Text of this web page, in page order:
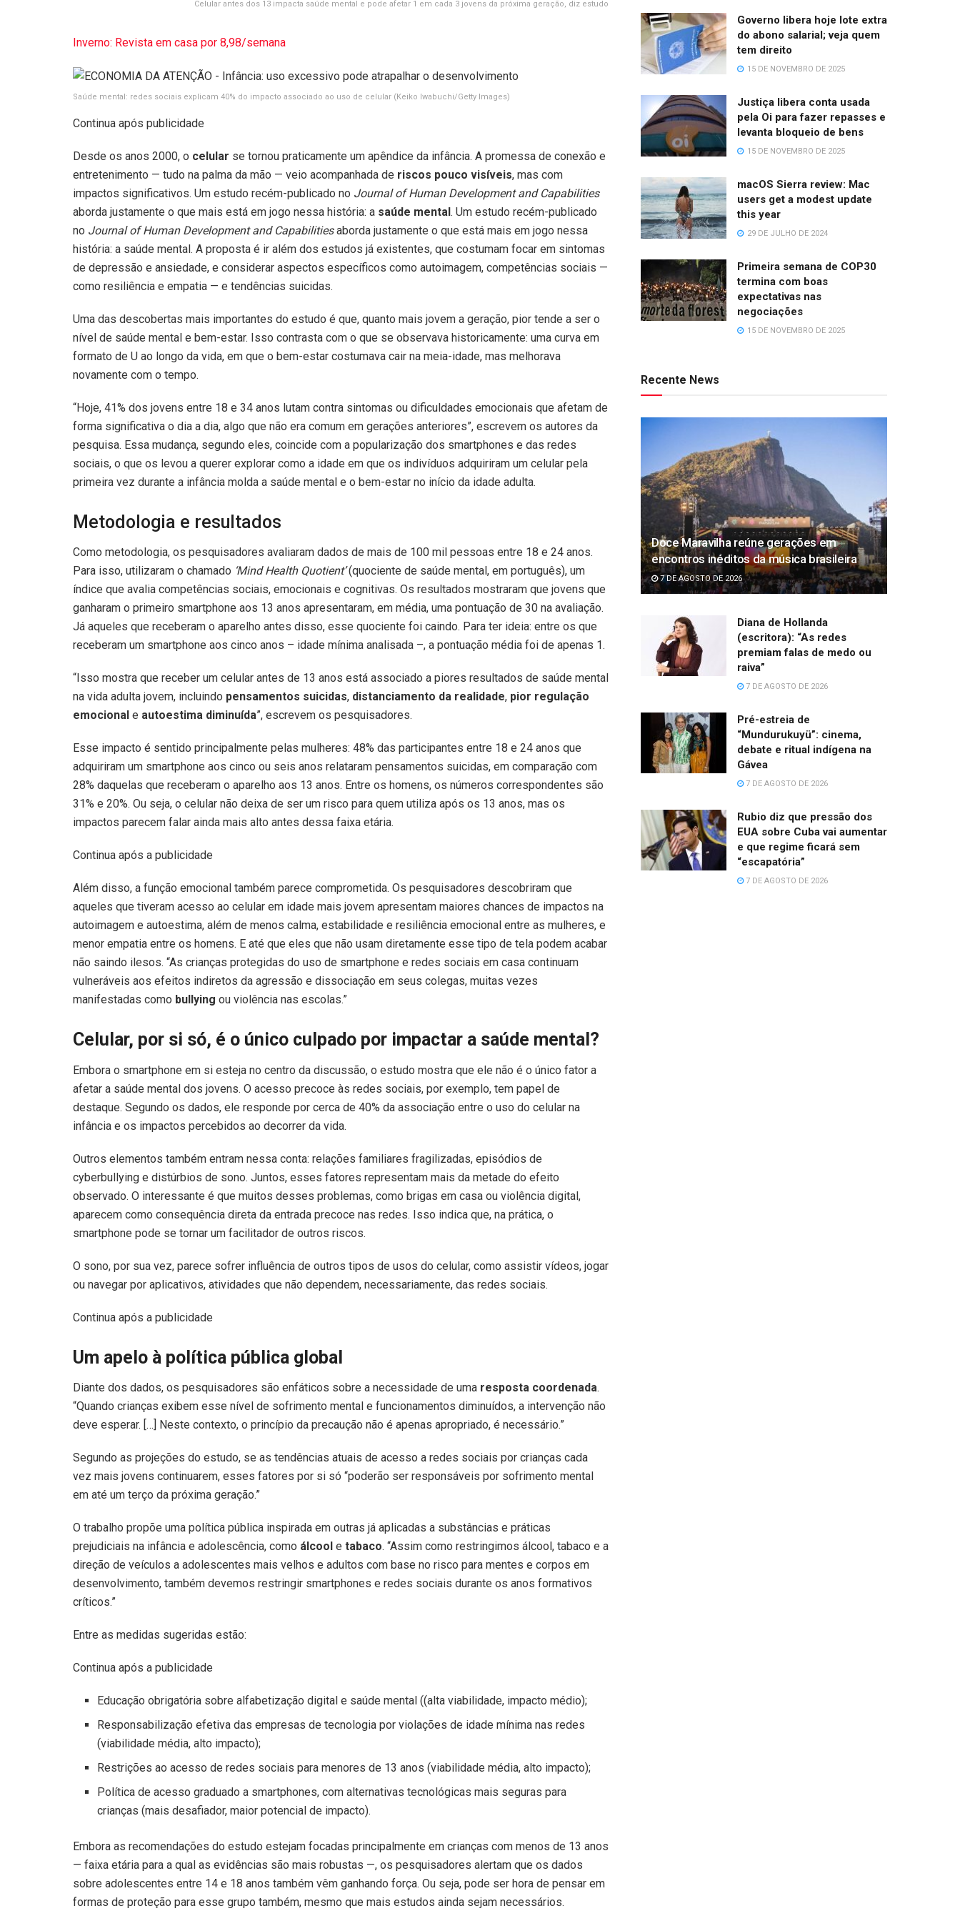
Celular antes dos 13 impacta saúde mental e pode afetar 1 em cada 3 jovens da próxima geração, diz estudo
Inverno: Revista em casa por 8,98/semana
Saúde mental: redes sociais explicam 40% do impacto associado ao uso de celular (Keiko Iwabuchi/Getty Images)
Continua após publicidade
Desde os anos 2000, o celular se tornou praticamente um apêndice da infância. A promessa de conexão e
entretenimento — tudo na palma da mão — veio acompanhada de riscos pouco visíveis, mas com
impactos significativos. Um estudo recém-publicado no Journal of Human Development and Capabilities
aborda justamente o que mais está em jogo nessa história: a saúde mental. Um estudo recém-publicado
no Journal of Human Development and Capabilitiesaborda justamente o que está mais em jogo nessa
história: a saúde mental. A proposta é ir além dos estudos já existentes, que costumam focar em sintomas
de depressão e ansiedade, e considerar aspectos específicos como autoimagem, competências sociais —
como resiliência e empatia — e tendências suicidas.
Uma das descobertas mais importantes do estudo é que, quanto mais jovem a geração, pior tende a ser o
nível de saúde mental e bem-estar. Isso contrasta com o que se observava historicamente: uma curva em
formato de U ao longo da vida, em que o bem-estar costumava cair na meia-idade, mas melhorava
novamente com o tempo.
“Hoje, 41% dos jovens entre 18 e 34 anos lutam contra sintomas ou dificuldades emocionais que afetam de
forma significativa o dia a dia, algo que não era comum em gerações anteriores”, escrevem os autores da
pesquisa. Essa mudança, segundo eles, coincide com a popularização dos smartphones e das redes
sociais, o que os levou a querer explorar como a idade em que os indivíduos adquiriram um celular pela
primeira vez durante a infância molda a saúde mental e o bem-estar no início da idade adulta.
Metodologia e resultados
Como metodologia, os pesquisadores avaliaram dados de mais de 100 mil pessoas entre 18 e 24 anos.
Para isso, utilizaram o chamado ‘Mind Health Quotient’(quociente de saúde mental, em português), um
índice que avalia competências sociais, emocionais e cognitivas. Os resultados mostraram que jovens que
ganharam o primeiro smartphone aos 13 anos apresentaram, em média, uma pontuação de 30 na avaliação.
Já aqueles que receberam o aparelho antes disso, esse quociente foi caindo. Para ter ideia: entre os que
receberam um smartphone aos cinco anos – idade mínima analisada –, a pontuação média foi de apenas 1.
“Isso mostra que receber um celular antes de 13 anos está associado a piores resultados de saúde mental
na vida adulta jovem, incluindo pensamentos suicidas, distanciamento da realidade, pior regulação
emocional e autoestima diminuída”, escrevem os pesquisadores.
Esse impacto é sentido principalmente pelas mulheres: 48% das participantes entre 18 e 24 anos que
adquiriram um smartphone aos cinco ou seis anos relataram pensamentos suicidas, em comparação com
28% daquelas que receberam o aparelho aos 13 anos. Entre os homens, os números correspondentes são
31% e 20%. Ou seja, o celular não deixa de ser um risco para quem utiliza após os 13 anos, mas os
impactos parecem falar ainda mais alto antes dessa faixa etária.
Continua após a publicidade
Além disso, a função emocional também parece comprometida. Os pesquisadores descobriram que
aqueles que tiveram acesso ao celular em idade mais jovem apresentam maiores chances de impactos na
autoimagem e autoestima, além de menos calma, estabilidade e resiliência emocional entre as mulheres, e
menor empatia entre os homens. E até que eles que não usam diretamente esse tipo de tela podem acabar
não saindo ilesos. “As crianças protegidas do uso de smartphone e redes sociais em casa continuam
vulneráveis aos efeitos indiretos da agressão e dissociação em seus colegas, muitas vezes
manifestadas como bullying ou violência nas escolas.”
Celular, por si só, é o único culpado por impactar a saúde mental?
Embora o smartphone em si esteja no centro da discussão, o estudo mostra que ele não é o único fator a
afetar a saúde mental dos jovens. O acesso precoce às redes sociais, por exemplo, tem papel de
destaque. Segundo os dados, ele responde por cerca de 40% da associação entre o uso do celular na
infância e os impactos percebidos ao decorrer da vida.
Outros elementos também entram nessa conta: relações familiares fragilizadas, episódios de
cyberbullying e distúrbios de sono. Juntos, esses fatores representam mais da metade do efeito
observado. O interessante é que muitos desses problemas, como brigas em casa ou violência digital,
aparecem como consequência direta da entrada precoce nas redes. Isso indica que, na prática, o
smartphone pode se tornar um facilitador de outros riscos.
O sono, por sua vez, parece sofrer influência de outros tipos de usos do celular, como assistir vídeos, jogar
ou navegar por aplicativos, atividades que não dependem, necessariamente, das redes sociais.
Continua após a publicidade
Um apelo à política pública global
Diante dos dados, os pesquisadores são enfáticos sobre a necessidade de uma resposta coordenada.
“Quando crianças exibem esse nível de sofrimento mental e funcionamentos diminuídos, a intervenção não
deve esperar. […] Neste contexto, o princípio da precaução não é apenas apropriado, é necessário.”
Segundo as projeções do estudo, se as tendências atuais de acesso a redes sociais por crianças cada
vez mais jovens continuarem, esses fatores por si só “poderão ser responsáveis por sofrimento mental
em até um terço da próxima geração.”
O trabalho propõe uma política pública inspirada em outras já aplicadas a substâncias e práticas
prejudiciais na infância e adolescência, como álcool e tabaco. “Assim como restringimos álcool, tabaco e a
direção de veículos a adolescentes mais velhos e adultos com base no risco para mentes e corpos em
desenvolvimento, também devemos restringir smartphones e redes sociais durante os anos formativos
críticos.”
Entre as medidas sugeridas estão:
Continua após a publicidade
Educação obrigatória sobre alfabetização digital e saúde mental ((alta viabilidade, impacto médio);
Responsabilização efetiva das empresas de tecnologia por violações de idade mínima nas redes
(viabilidade média, alto impacto);
Restrições ao acesso de redes sociais para menores de 13 anos (viabilidade média, alto impacto);
Política de acesso graduado a smartphones, com alternativas tecnológicas mais seguras para
crianças (mais desafiador, maior potencial de impacto).
Embora as recomendações do estudo estejam focadas principalmente em crianças com menos de 13 anos
— faixa etária para a qual as evidências são mais robustas —, os pesquisadores alertam que os dados
sobre adolescentes entre 14 e 18 anos também vêm ganhando força. Ou seja, pode ser hora de pensar em
formas de proteção para esse grupo também, mesmo que mais estudos ainda sejam necessários.
Governo libera hoje lote extra
do abono salarial; veja quem
tem direito
15 DE NOVEMBRO DE 2025
Justiça libera conta usada
pela Oi para fazer repasses e
levanta bloqueio de bens
15 DE NOVEMBRO DE 2025
macOS Sierra review: Mac
users get a modest update
this year
29 DE JULHO DE 2024
Primeira semana de COP30
termina com boas
expectativas nas
negociações
15 DE NOVEMBRO DE 2025
Recente News
Doce Maravilha reúne gerações em
encontros inéditos da música brasileira
7 DE AGOSTO DE 2026
Diana de Hollanda
(escritora): “As redes
premiam falas de medo ou
raiva”
7 DE AGOSTO DE 2026
Pré-estreia de
“Mundurukuyü”: cinema,
debate e ritual indígena na
Gávea
7 DE AGOSTO DE 2026
Rubio diz que pressão dos
EUA sobre Cuba vai aumentar
e que regime ficará sem
“escapatória”
7 DE AGOSTO DE 2026